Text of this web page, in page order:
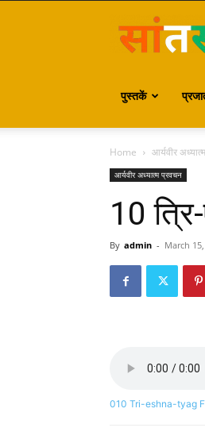
पुस्तकें
Home आर्यवीर
आर्यवीर अध्यात्म प्रवचन
10
By admin - March
010 Tri-eshna-tyag